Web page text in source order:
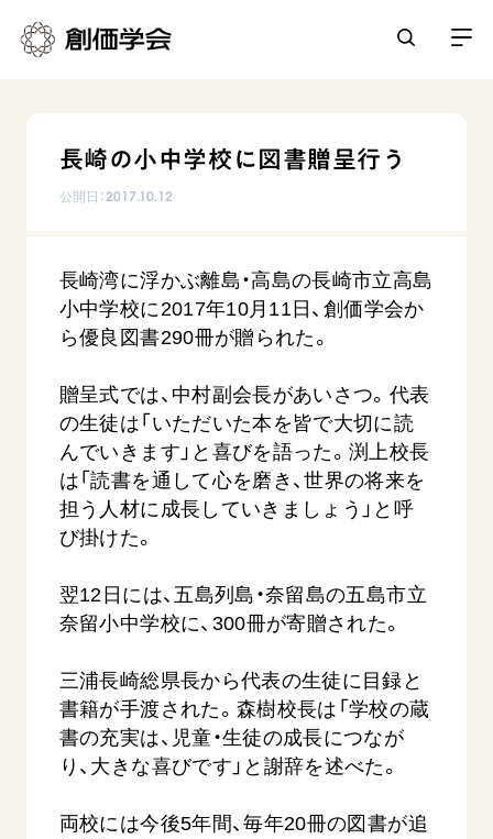
御本尊
釈尊～法華経
創価学会の三代会長
初代会長・牧口常三郎先生
第2代会長・戸田城聖先生
第3代会長・池田大作先生
日常の活動
朝晩の祈り（勤行・唱題）
座談会
仏法を語る
主な行事
年間の活動について
友人葬
彼岸
「平和の文化」を構築
核兵器の廃絶に向け連帯を拡大
「人権文化」「ジェンダー平等」を促進
「持続可能な開発目標（SDGs）」の取り組み
人道支援
音楽活動
展示活動
図書贈呈
世界の創価学会
各国ウェブサイト
世界の創価学会の歴史
基本情報
創価学会 会憲
創価学会 会則
創価学会 社会憲章
会長・理事長・各部長の紹介
沿革
略年表
入会について
関連団体
会員サポート
座談会御書ｅ講義
御書検索［新版］
関連リンク
創価学会総本部
墓地公園・納骨堂
聖教ブックストア
soka youth media
Soka Gakkai グローバルサイト
SGIピースサイト
ご意見
長崎の小中学校に図書贈呈行う
公開日：2017.10.12
長崎湾に浮かぶ離島・高島の長崎市立高島
小中学校に2017年10月11日、創価学会か
ら優良図書290冊が贈られた。
贈呈式では、中村副会長があいさつ。代表
の生徒は「いただいた本を皆で大切に読
んでいきます」と喜びを語った。渕上校長
は「読書を通して心を磨き、世界の将来を
担う人材に成長していきましょう」と呼
び掛けた。
翌12日には、五島列島・奈留島の五島市立
奈留小中学校に、300冊が寄贈された。
三浦長崎総県長から代表の生徒に目録と
書籍が手渡された。森樹校長は「学校の蔵
書の充実は、児童・生徒の成長につなが
り、大きな喜びです」と謝辞を述べた。
両校には今後5年間、毎年20冊の図書が追